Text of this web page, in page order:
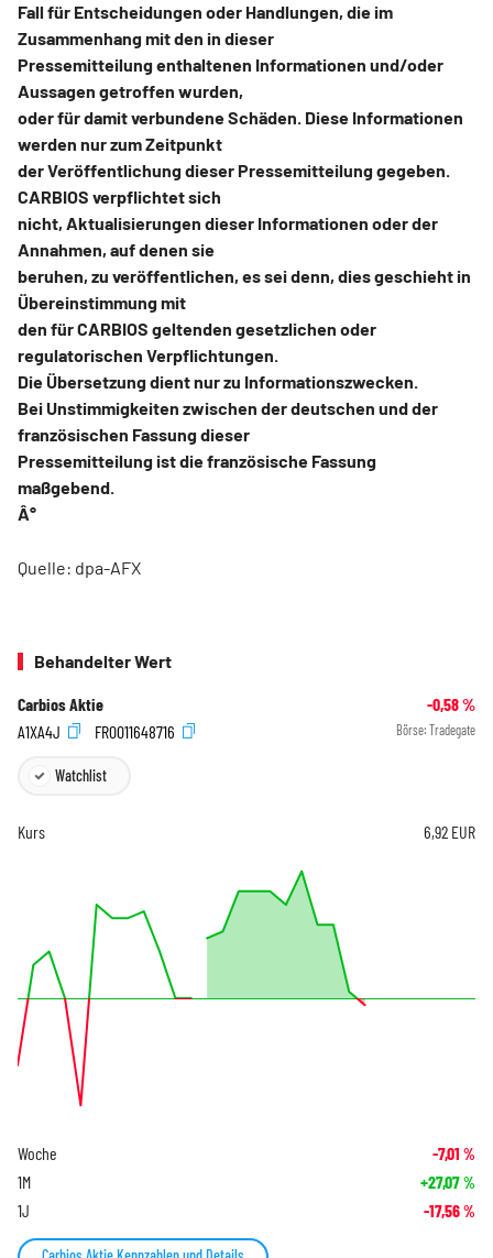
Fall für Entscheidungen oder Handlungen, die im
Zusammenhang mit den in dieser
Pressemitteilung enthaltenen Informationen und/oder
Aussagen getroffen wurden,
oder für damit verbundene Schäden. Diese Informationen
werden nur zum Zeitpunkt
der Veröffentlichung dieser Pressemitteilung gegeben.
CARBIOS verpflichtet sich
nicht, Aktualisierungen dieser Informationen oder der
Annahmen, auf denen sie
beruhen, zu veröffentlichen, es sei denn, dies geschieht in
Übereinstimmung mit
den für CARBIOS geltenden gesetzlichen oder
regulatorischen Verpflichtungen.
Die Übersetzung dient nur zu Informationszwecken.
Bei Unstimmigkeiten zwischen der deutschen und der
französischen Fassung dieser
Pressemitteilung ist die französische Fassung
maßgebend.
Â°
Quelle: dpa-AFX
Behandelter Wert
Carbios Aktie -0,58%
A1XA4J
FR0011648716 Börse: Tradegate
Watchlist
Kurs 6,92 EUR
Woche -7,01 %
1M +27,07%
1J -17,56%